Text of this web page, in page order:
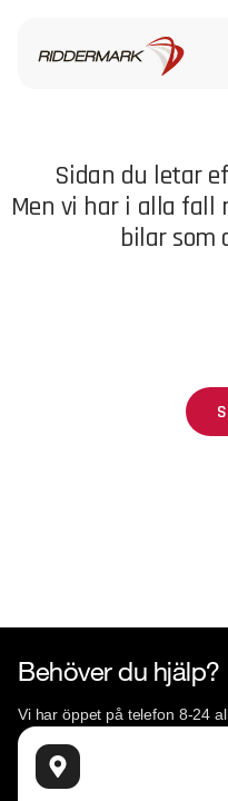
Sidan du letar
Men vi har i alla fall
bilar som
Behöver du hjälp?
Vi har öppet på telefon 8-24